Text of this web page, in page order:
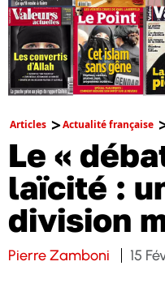
Articles Actualité française
Le «
laïcité :
division
Pierre Zamboni 15